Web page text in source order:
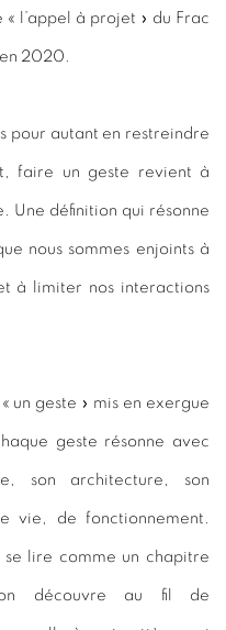
l’appel à projet » du Frac
2020.
pour autant en restreindre
faire un geste revient à
Une définition qui résonne
nous sommes enjoints à
à limiter nos interactions
un geste » mis en exergue
geste résonne avec
son architecture, son
vie, de fonctionnement.
lire comme un chapitre
découvre au fil de